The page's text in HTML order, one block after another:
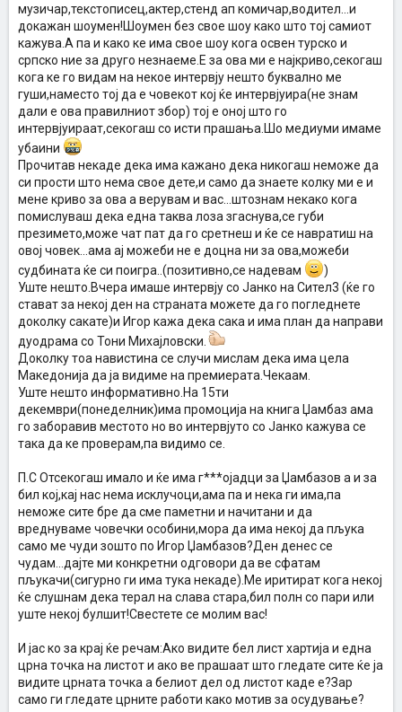
музичар,текстописец,актер,стенд ап комичар,водител...и
докажан шоумен!Шоумен без свое шоу како што тој самиот
кажува.А па и како ке има свое шоу кога освен турско и
српско ние за друго незнаеме.Е за ова ми е најкриво,секогаш
кога ке го видам на некое интервју нешто буквално ме
гуши,наместо тој да е човекот кој ќе интервјуира(не знам
дали е ова правилниот збор) тој е оној што го
интервјуираат,секогаш со исти прашања.Шо медиуми имаме
убаини
Прочитав некаде дека има кажано дека никогаш неможе да
си прости што нема свое дете,и само да знаете колку ми е и
мене криво за ова а верувам и вас...штознам некако кога
помислуваш дека една таква лоза згаснува,се губи
презимето,може чат пат да го сретнеш и ќе се навратиш на
овој човек...ама ај можеби не е доцна ни за ова,можеби
судбината ќе си поигра..(позитивно,се надевам
)
Уште нешто.Вчера имаше интервју со Јанко на Сител3 (ќе го
стават за некој ден на страната можете да го погледнете
доколку сакате)и Игор кажа дека сака и има план да направи
дуодрама со Тони Михајловски.
Доколку тоа навистина се случи мислам дека има цела
Македонија да ја видиме на премиерата.Чекаам.
Уште нешто информативно.На 15ти
декември(понеделник)има промоција на книга Џамбаз ама
го заборавив местото но во интервјуто со Јанко кажува се
така да ке проверам,па видимо се.
П.С Отсекогаш имало и ќе има г***ојадци за Џамбазов а и за
бил кој,кај нас нема исклучоци,ама па и нека ги има,па
неможе сите бре да сме паметни и начитани и да
вреднуваме човечки особини,мора да има некој да пљука
само ме чуди зошто по Игор Џамбазов?Ден денес се
чудам...дајте ми конкретни одговори да ве сфатам
пљукачи(сигурно ги има тука некаде).Ме иритират кога некој
ќе слушнам дека терал на слава стара,бил полн со пари или
уште некој булшит!Свестете се молим вас!
И јас ко за крај ќе речам:Ако видите бел лист хартија и една
црна точка на листот и ако ве прашаат што гледате сите ќе ја
видите црната точка а белиот дел од листот каде е?Зар
само ги гледате црните работи како мотив за осудување?